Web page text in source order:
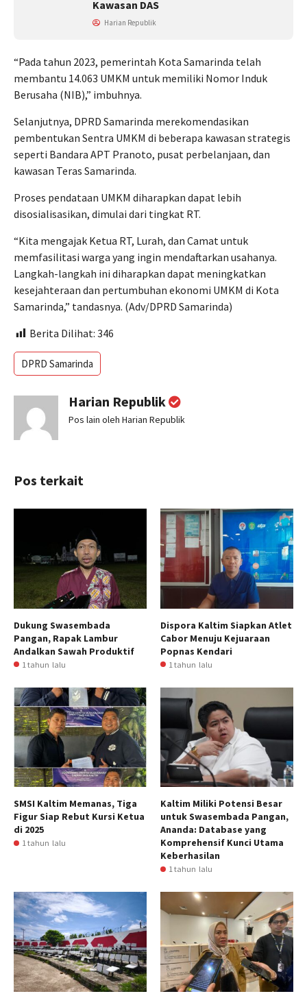
Kawasan DAS
Harian Republik
“Pada tahun 2023, pemerintah Kota Samarinda telah
membantu 14.063 UMKM untuk memiliki Nomor Induk
Berusaha (NIB),” imbuhnya.
Selanjutnya, DPRD Samarinda merekomendasikan
pembentukan Sentra UMKM di beberapa kawasan strategis
seperti Bandara APT Pranoto, pusat perbelanjaan, dan
kawasan Teras Samarinda.
Proses pendataan UMKM diharapkan dapat lebih
disosialisasikan, dimulai dari tingkat RT.
“Kita mengajak Ketua RT, Lurah, dan Camat untuk
memfasilitasi warga yang ingin mendaftarkan usahanya.
Langkah-langkah ini diharapkan dapat meningkatkan
kesejahteraan dan pertumbuhan ekonomi UMKM di Kota
Samarinda,” tandasnya. (Adv/DPRD Samarinda)
Berita Dilihat: 346
DPRD Samarinda
Harian Republik
Pos lain oleh Harian Republik
Pos terkait
Dukung Swasembada
Pangan, Rapak Lambur
Andalkan Sawah Produktif
1 tahun lalu
Dispora Kaltim Siapkan Atlet
Cabor Menuju Kejuaraan
Popnas Kendari
1 tahun lalu
SMSI Kaltim Memanas, Tiga
Figur Siap Rebut Kursi Ketua
di 2025
1 tahun lalu
Kaltim Miliki Potensi Besar
untuk Swasembada Pangan,
Ananda: Database yang
Komprehensif Kunci Utama
Keberhasilan
1 tahun lalu